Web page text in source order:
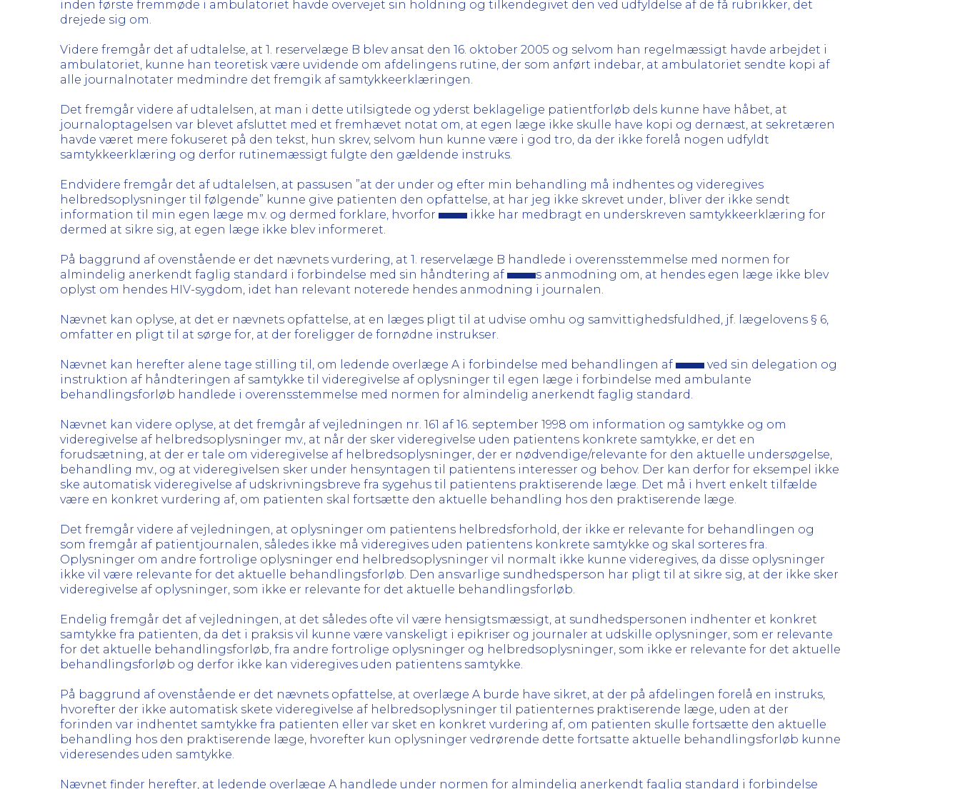
inden første fremmøde i ambulatoriet havde overvejet sin holdning og tilkendegivet den ved udfyldelse af de få rubrikker, det
drejede sig om.
Videre fremgår det af udtalelse, at 1. reservelæge B blev ansat den 16. oktober 2005 og selvom han regelmæssigt havde arbejdet i
ambulatoriet, kunne han teoretisk være uvidende om afdelingens rutine, der som anført indebar, at ambulatoriet sendte kopi af
alle journalnotater medmindre det fremgik af samtykkeerklæringen.
Det fremgår videre af udtalelsen, at man i dette utilsigtede og yderst beklagelige patientforløb dels kunne have håbet, at
journaloptagelsen var blevet afsluttet med et fremhævet notat om, at egen læge ikke skulle have kopi og dernæst, at sekretæren
havde været mere fokuseret på den tekst, hun skrev, selvom hun kunne være i god tro, da der ikke forelå nogen udfyldt
samtykkeerklæring og derfor rutinemæssigt fulgte den gældende instruks.
Endvidere fremgår det af udtalelsen, at passusen ”at der under og efter min behandling må indhentes og videregives
helbredsoplysninger til følgende” kunne give patienten den opfattelse, at har jeg ikke skrevet under, bliver der ikke sendt
information til min egen læge m.v. og dermed forklare, hvorfor
ikke har medbragt en underskreven samtykkeerklæring for
dermed at sikre sig, at egen læge ikke blev informeret.
På baggrund af ovenstående er det nævnets vurdering, at 1. reservelæge B handlede i overensstemmelse med normen for
almindelig anerkendt faglig standard i forbindelse med sin håndtering af
s anmodning om, at hendes egen læge ikke blev
oplyst om hendes HIV-sygdom, idet han relevant noterede hendes anmodning i journalen.
Nævnet kan oplyse, at det er nævnets opfattelse, at en læges pligt til at udvise omhu og samvittighedsfuldhed, jf. lægelovens § 6,
omfatter en pligt til at sørge for, at der foreligger de fornødne instrukser.
Nævnet kan herefter alene tage stilling til, om ledende overlæge A i forbindelse med behandlingen af
ved sin delegation og
instruktion af håndteringen af samtykke til videregivelse af oplysninger til egen læge i forbindelse med ambulante
behandlingsforløb handlede i overensstemmelse med normen for almindelig anerkendt faglig standard.
Nævnet kan videre oplyse, at det fremgår af vejledningen nr. 161 af 16. september 1998 om information og samtykke og om
videregivelse af helbredsoplysninger mv., at når der sker videregivelse uden patientens konkrete samtykke, er det en
forudsætning, at der er tale om videregivelse af helbredsoplysninger, der er nødvendige/relevante for den aktuelle undersøgelse,
behandling mv., og at videregivelsen sker under hensyntagen til patientens interesser og behov. Der kan derfor for eksempel ikke
ske automatisk videregivelse af udskrivningsbreve fra sygehus til patientens praktiserende læge. Det må i hvert enkelt tilfælde
være en konkret vurdering af, om patienten skal fortsætte den aktuelle behandling hos den praktiserende læge.
Det fremgår videre af vejledningen, at oplysninger om patientens helbredsforhold, der ikke er relevante for behandlingen og
som fremgår af patientjournalen, således ikke må videregives uden patientens konkrete samtykke og skal sorteres fra.
Oplysninger om andre fortrolige oplysninger end helbredsoplysninger vil normalt ikke kunne videregives, da disse oplysninger
ikke vil være relevante for det aktuelle behandlingsforløb. Den ansvarlige sundhedsperson har pligt til at sikre sig, at der ikke sker
videregivelse af oplysninger, som ikke er relevante for det aktuelle behandlingsforløb.
Endelig fremgår det af vejledningen, at det således ofte vil være hensigtsmæssigt, at sundhedspersonen indhenter et konkret
samtykke fra patienten, da det i praksis vil kunne være vanskeligt i epikriser og journaler at udskille oplysninger, som er relevante
for det aktuelle behandlingsforløb, fra andre fortrolige oplysninger og helbredsoplysninger, som ikke er relevante for det aktuelle
behandlingsforløb og derfor ikke kan videregives uden patientens samtykke.
På baggrund af ovenstående er det nævnets opfattelse, at overlæge A burde have sikret, at der på afdelingen forelå en instruks,
hvorefter der ikke automatisk skete videregivelse af helbredsoplysninger til patienternes praktiserende læge, uden at der
forinden var indhentet samtykke fra patienten eller var sket en konkret vurdering af, om patienten skulle fortsætte den aktuelle
behandling hos den praktiserende læge, hvorefter kun oplysninger vedrørende dette fortsatte aktuelle behandlingsforløb kunne
videresendes uden samtykke.
Nævnet finder herefter, at ledende overlæge A handlede under normen for almindelig anerkendt faglig standard i forbindelse